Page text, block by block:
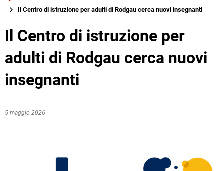
Русский
Deutsch MENÜ
Il Centro di istruzione per adulti di Rodgau cerca nuovi insegnanti
Il Centro di istruzione per
adulti di Rodgau cerca nuovi
insegnanti
5 maggio 2026